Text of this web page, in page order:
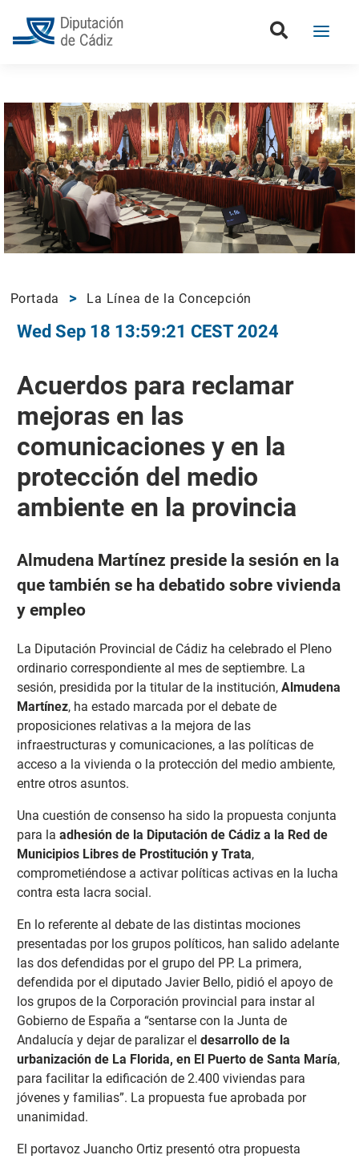
Portada La Línea de la Concepción
Wed Sep 18 13:59:21 CEST 2024
Acuerdos para reclamar
mejoras en las
comunicaciones y en la
protección del medio
ambiente en la provincia
Almudena Martínez preside la sesión en la
que también se ha debatido sobre vivienda
y empleo
La Diputación Provincial de Cádiz ha celebrado el Pleno
ordinario correspondiente al mes de septiembre. La
sesión, presidida por la titular de la institución, Almudena
Martínez, ha estado marcada por el debate de
proposiciones relativas a la mejora de las
infraestructuras y comunicaciones, a las políticas de
acceso a la vivienda o la protección del medio ambiente,
entre otros asuntos.
Una cuestión de consenso ha sido la propuesta conjunta
para la adhesión de la Diputación de Cádiz a la Red de
Municipios Libres de Prostitución y Trata,
comprometiéndose a activar políticas activas en la lucha
contra esta lacra social.
En lo referente al debate de las distintas mociones
presentadas por los grupos políticos, han salido adelante
las dos defendidas por el grupo del PP. La primera,
defendida por el diputado Javier Bello, pidió el apoyo de
los grupos de la Corporación provincial para instar al
Gobierno de España a “sentarse con la Junta de
Andalucía y dejar de paralizar el desarrollo de la
urbanización de La Florida, en El Puerto de Santa María,
para facilitar la edificación de 2.400 viviendas para
jóvenes y familias”. La propuesta fue aprobada por
unanimidad.
El portavoz Juancho Ortiz presentó otra propuesta